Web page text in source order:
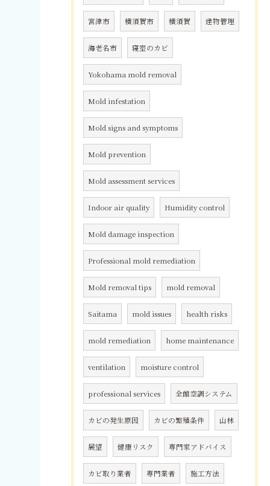
宮津市 横須賀市 横須賀 建物管理
海老名市 寝室のカビ
Yokohama mold removal
Mold infestation
Mold signs and symptoms
Mold prevention
Mold assessment services
Indoor air quality Humidity control
Mold damage inspection
Professional mold remediation
Mold removal tips mold removal
Saitama mold issues health risks
mold remediation home maintenance
ventilation moisture control
professional services 全館空調システム
カビの発生原因 カビの繁殖条件 山林
展望 健康リスク 専門家アドバイス
カビ取り業者 専門業者 施工方法